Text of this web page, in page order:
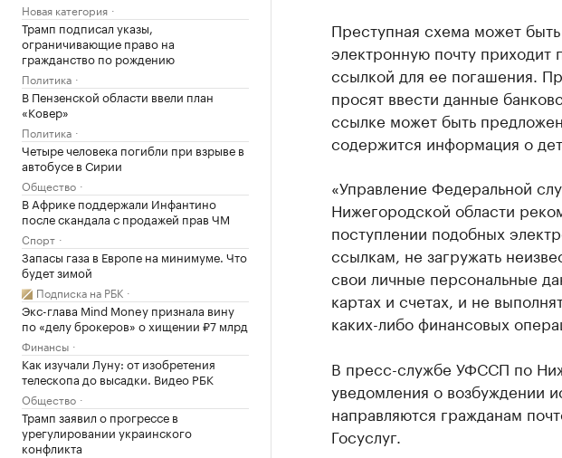
Новая категория
Трамп подписал указы,
ограничивающие право на
гражданство по рождению
Политика
В Пензенской области ввели план
«Ковер»
Политика
Четыре человека погибли при взрыве в
автобусе в Сирии
Общество
В Африке поддержали Инфантино
после скандала с продажей прав ЧМ
Спорт
Запасы газа в Европе на минимуме. Что
будет зимой
Подписка на РБК
Экс-глава Mind Money признала вину
по «делу брокеров» о хищении ₽7 млрд
Финансы
Как изучали Луну: от изобретения
телескопа до высадки. Видео РБК
Общество
Трамп заявил о прогрессе в
урегулировании украинского
конфликта
Преступная схема может
электронную почту приходит
ссылкой для ее погашения.
просят ввести данные
ссылке может быть
содержится информация о
«Управление Федеральной
Нижегородской области
поступлении подобных
ссылкам, не загружать
свои личные персональные
картах и счетах, и не
каких-либо финансовых
В пресс-службе УФССП по
уведомления о возбуждении
направляются гражданам
Госуслуг.